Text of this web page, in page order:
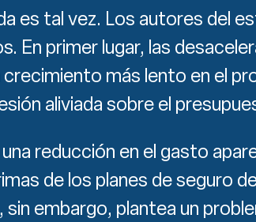
es tal vez. Los autores del
En primer lugar, las
crecimiento más lento en el
aliviada sobre el
reducción en el gasto
de los planes de seguro
embargo, plantea un